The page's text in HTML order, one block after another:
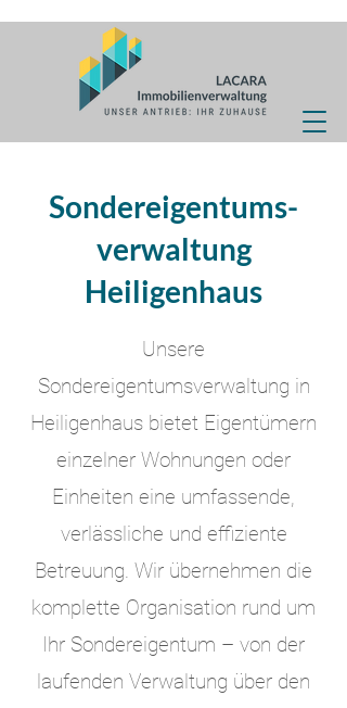
Sondereigentums-
verwaltung
Heiligenhaus
Unsere
Sondereigentumsverwaltung in
Heiligenhaus bietet Eigentümern
einzelner Wohnungen oder
Einheiten eine umfassende,
verlässliche und effiziente
Betreuung. Wir übernehmen die
komplette Organisation rund um
Ihr Sondereigentum – von der
laufenden Verwaltung über den